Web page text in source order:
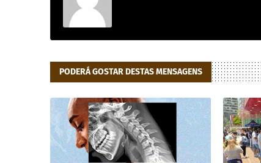
PODERÁ GOSTAR DESTAS MENSAGENS